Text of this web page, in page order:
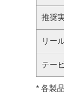
推奨
リー
テー
* 各製